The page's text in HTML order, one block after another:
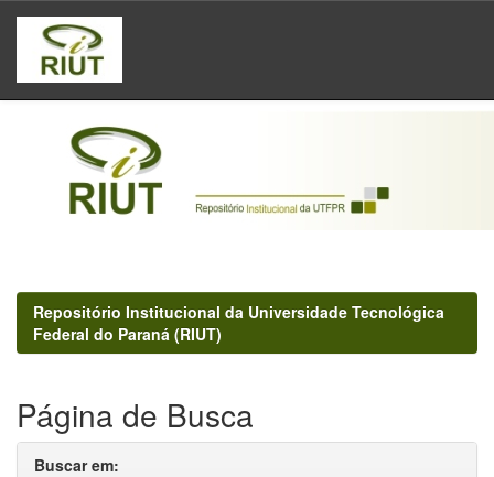
Skip
navigation
Repositório Institucional da Universidade Tecnológica
Federal do Paraná (RIUT)
Página de Busca
Buscar em: